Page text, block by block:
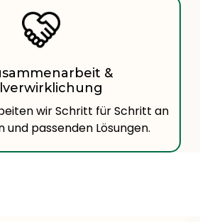
&
wir Schritt für Schritt an
und passenden Lösungen.